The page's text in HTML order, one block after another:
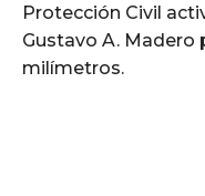
Protección Civil
Gustavo A. Madero
milímetros.